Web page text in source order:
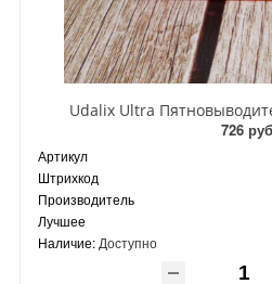
Udalix Ultra
726 руб
Артикул
Штрихкод
Производитель
Лучшее
Наличие: Доступно